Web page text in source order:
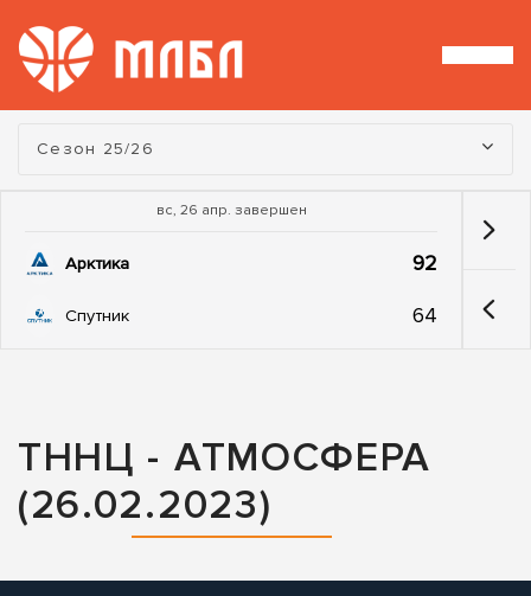
Турнир:
Сезон 25/26
вс, 26 апр. завершен
Арктика 92
Спутник 64
ТННЦ - АТМОСФЕРА
(26.02.2023)